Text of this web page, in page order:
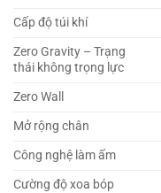
Cấp độ túi khí
Zero Gravity – Trạng
thái không trọng lực
Zero Wall
Mở rộng chân
Công nghệ làm ấm
Cường độ xoa bóp